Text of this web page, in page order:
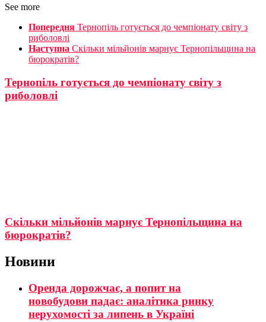
See more
Попередня Тернопіль готується до чемпіонату світу з
риболовлі
Наступна Скільки мільйонів марнує Тернопільщина на
бюрократів?
Тернопіль готується до чемпіонату світу з
риболовлі
Скільки мільйонів марнує Тернопільщина на
бюрократів?
Новини
Оренда дорожчає, а попит на
новобудови падає: аналітика ринку
нерухомості за липень в Україні